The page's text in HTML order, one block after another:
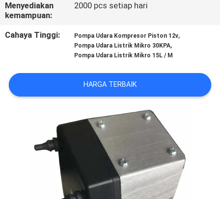
SITEMAP
POLICY
Menyediakan
kemampuan:
2000 pcs setiap hari
Cahaya Tinggi: Pompa Udara Kompresor Piston 12v,
Pompa Udara Listrik Mikro 30KPA,
Pompa Udara Listrik Mikro 15L / M
HARGA TERBAIK